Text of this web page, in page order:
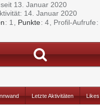
13. Januar 2020
14. Januar 2020
1 Punkte 4 Profil-Aufrufe
Letzte Aktivitäten Likes